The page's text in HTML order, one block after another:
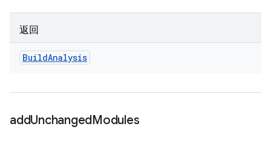
返回
BuildAnalysis
addUnchangedModules